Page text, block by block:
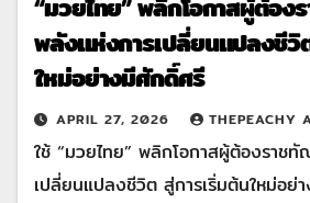
“มวยไทย” พลิกโอกาสผู้ต้อง
พลังแห่งการเปลี่ยนแปลงชีวิ
ใหม่อย่างมีศักดิ์ศรี
APRIL 27, 2026 THEPEACHY
ใช้ “มวยไทย” พลิกโอกาสผู้ต้องราช
เปลี่ยนแปลงชีวิต สู่การเริ่มต้นใหม่อย่